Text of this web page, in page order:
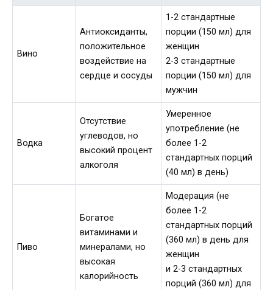
Вино
Антиоксиданты,
положительное
воздействие на
сердце и сосуды
1-2 стандартные
порции (150 мл) для
женщин
2-3 стандартные
порции (150 мл) для
мужчин
Водка
Отсутствие
углеводов, но
высокий процент
алкоголя
Умеренное
употребление (не
более 1-2
стандартных порций
(40 мл) в день)
Пиво
Богатое
витаминами и
минералами, но
высокая
калорийность
Модерация (не
более 1-2
стандартных порций
(360 мл) в день для
женщин
и 2-3 стандартных
порций (360 мл) для